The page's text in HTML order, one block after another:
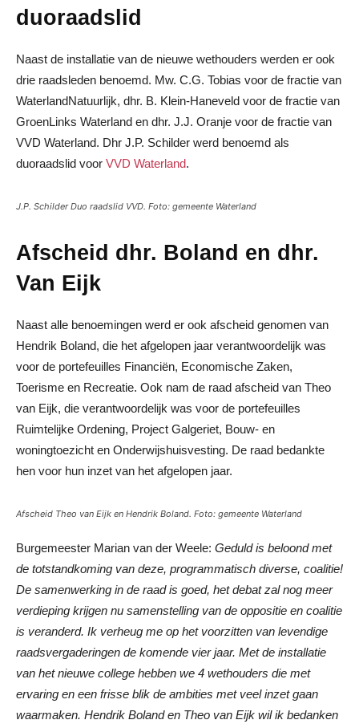
duoraadslid
Naast de installatie van de nieuwe wethouders werden er ook
drie raadsleden benoemd. Mw. C.G. Tobias voor de fractie van
WaterlandNatuurlijk, dhr. B. Klein-Haneveld voor de fractie van
GroenLinks Waterland en dhr. J.J. Oranje voor de fractie van
VVD Waterland. Dhr J.P. Schilder werd benoemd als
duoraadslid voor VVD Waterland.
J.P. Schilder Duo raadslid VVD. Foto: gemeente Waterland
Afscheid dhr. Boland en dhr.
Van Eijk
Naast alle benoemingen werd er ook afscheid genomen van
Hendrik Boland, die het afgelopen jaar verantwoordelijk was
voor de portefeuilles Financiën, Economische Zaken,
Toerisme en Recreatie. Ook nam de raad afscheid van Theo
van Eijk, die verantwoordelijk was voor de portefeuilles
Ruimtelijke Ordening, Project Galgeriet, Bouw- en
woningtoezicht en Onderwijshuisvesting. De raad bedankte
hen voor hun inzet van het afgelopen jaar.
Afscheid Theo van Eijk en Hendrik Boland. Foto: gemeente Waterland
Burgemeester Marian van der Weele: Geduld is beloond met
de totstandkoming van deze, programmatisch diverse, coalitie!
De samenwerking in de raad is goed, het debat zal nog meer
verdieping krijgen nu samenstelling van de oppositie en coalitie
is veranderd. Ik verheug me op het voorzitten van levendige
raadsvergaderingen de komende vier jaar. Met de installatie
van het nieuwe college hebben we 4 wethouders die met
ervaring en een frisse blik de ambities met veel inzet gaan
waarmaken. Hendrik Boland en Theo van Eijk wil ik bedanken